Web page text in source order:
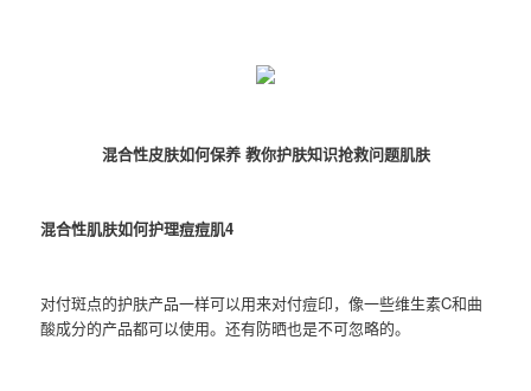
混合性皮肤如何保养 教你护肤知识抢救问题肌肤
混合性肌肤如何护理痘痘肌4
对付斑点的护肤产品一样可以用来对付痘印，像一些维生素C和曲
酸成分的产品都可以使用。还有防晒也是不可忽略的。